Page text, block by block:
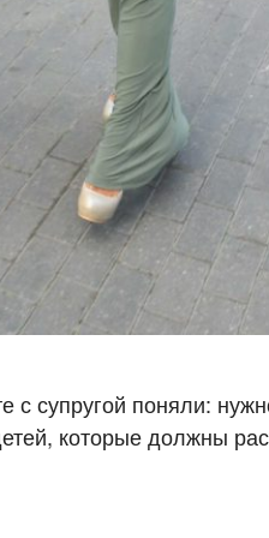
с супругой поняли:
которые должны